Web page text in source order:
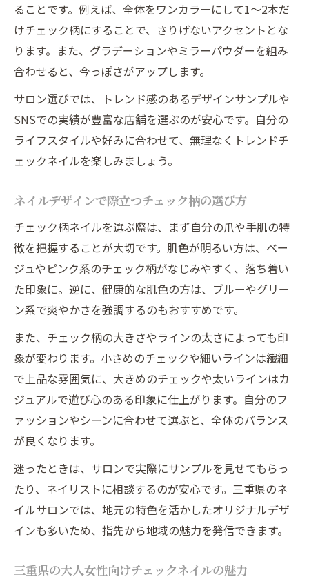
ることです。例えば、全体をワンカラーにして1～2本だ
けチェック柄にすることで、さりげないアクセントとな
ります。また、グラデーションやミラーパウダーを組み
合わせると、今っぽさがアップします。
サロン選びでは、トレンド感のあるデザインサンプルや
SNSでの実績が豊富な店舗を選ぶのが安心です。自分の
ライフスタイルや好みに合わせて、無理なくトレンドチ
ェックネイルを楽しみましょう。
ネイルデザインで際立つチェック柄の選び方
チェック柄ネイルを選ぶ際は、まず自分の爪や手肌の特
徴を把握することが大切です。肌色が明るい方は、ベー
ジュやピンク系のチェック柄がなじみやすく、落ち着い
た印象に。逆に、健康的な肌色の方は、ブルーやグリー
ン系で爽やかさを強調するのもおすすめです。
また、チェック柄の大きさやラインの太さによっても印
象が変わります。小さめのチェックや細いラインは繊細
で上品な雰囲気に、大きめのチェックや太いラインはカ
ジュアルで遊び心のある印象に仕上がります。自分のフ
ァッションやシーンに合わせて選ぶと、全体のバランス
が良くなります。
迷ったときは、サロンで実際にサンプルを見せてもらっ
たり、ネイリストに相談するのが安心です。三重県のネ
イルサロンでは、地元の特色を活かしたオリジナルデザ
インも多いため、指先から地域の魅力を発信できます。
三重県の大人女性向けチェックネイルの魅力